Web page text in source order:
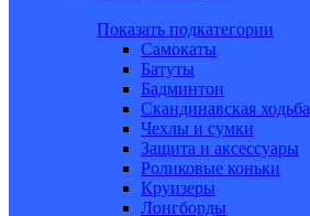
Показать подкатегории
Самокаты
Батуты
Бадминтон
Скандинавская ходьба
Чехлы и сумки
Защита и аксессуары
Роликовые коньки
Круизеры
Лонгборды